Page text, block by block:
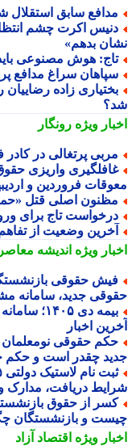
سابق استقلال
اکرت چشم انتظار
بدهم»
هوش مصنوعی باید در
سراغ مدافع
زاده رضاییان را
ویژهرونگار
پرتغالی در کادر فنی
واریزی حقوق
فروردین و
اصلی قتل
تاج برای ورود
وضعیت از تفاهم
ویژهاندیشه معاصر
جدید، سامانه
بیمه دی ۱۴۰۵؛
اخبار
چقدر است و حکم چه
دریافت، مدارک و
و بازنشستگان چگونه
ویژهاقتصاد آزاد